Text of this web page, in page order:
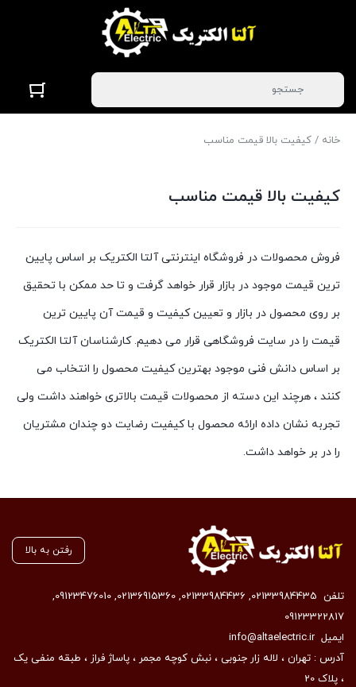
خانه / کیفیت بالا قیمت مناسب
کیفیت بالا قیمت مناسب
فروش محصولات در فروشگاه اینترنتی آلتا الکتریک بر اساس پایین
ترین قیمت موجود در بازار قرار خواهد گرفت و تا حد ممکن با تحقیق
بر روی محصول در بازار و تعیین کیفیت و قیمت آن پایین ترین
قیمت را در سایت فروشگاهی قرار می دهیم. کارشناسان آلتا الکتریک
بر اساس دانش فنی موجود بهترین کیفیت محصول را انتخاب می
کنند ، هرچند این دسته از محصولات قیمت بالاتری خواهند داشت ولی
تجربه نشان داده ارائه محصول با کیفیت رضایت دو چندان مشتریان
را در بر خواهد داشت.
رفتن به بالا
تلفن 02133984435
,
02133984436
,
02136915360
,
09123476010
,
09123322817
ایمیلinfo@altaelectric.ir
آدرس : تهران ، لاله زار جنوبی ، نبش کوچه مجمر ، پاساژ فراز ، طبقه منفی یک
، پلاک 20